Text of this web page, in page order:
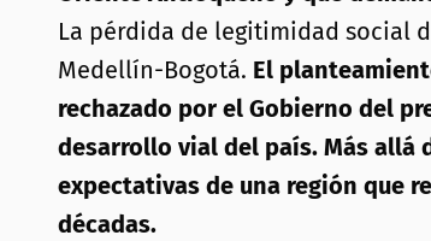
La pérdida de legitimidad social
Medellín-Bogotá. El
rechazado por el Gobierno del
desarrollo vial del país. Más allá
expectativas de una región que
décadas.